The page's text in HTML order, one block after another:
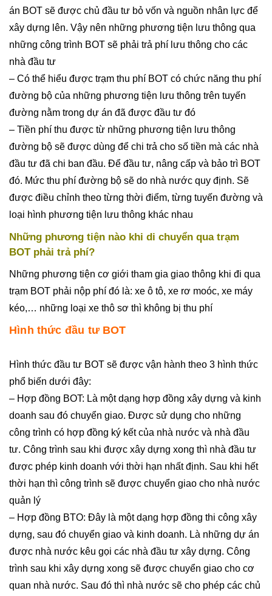
án BOT sẽ được chủ đầu tư bỏ vốn và nguồn nhân lực để
xây dựng lên. Vậy nên những phương tiện lưu thông qua
những công trình BOT sẽ phải trả phí lưu thông cho các
nhà đầu tư
– Có thể hiểu được trạm thu phí BOT có chức năng thu phí
đường bộ của những phương tiện lưu thông trên tuyến
đường nằm trong dự án đã được đầu tư đó
– Tiền phí thu được từ những phương tiện lưu thông
đường bộ sẽ được dùng để chi trả cho số tiền mà các nhà
đầu tư đã chi ban đầu. Để đầu tư, nâng cấp và bảo trì BOT
đó. Mức thu phí đường bộ sẽ do nhà nước quy định. Sẽ
được điều chỉnh theo từng thời điểm, từng tuyến đường và
loại hình phương tiện lưu thông khác nhau
Những phương tiện nào khi di chuyển qua trạm
BOT phải trả phí?
Những phương tiện cơ giới tham gia giao thông khi đi qua
trạm BOT phải nộp phí đó là: xe ô tô, xe rơ moóc, xe máy
kéo,… những loại xe thô sơ thì không bị thu phí
Hình thức đầu tư BOT
Hình thức đầu tư BOT sẽ được vận hành theo 3 hình thức
phổ biến dưới đây:
– Hợp đồng BOT: Là một dạng hợp đồng xây dựng và kinh
doanh sau đó chuyển giao. Được sử dụng cho những
công trình có hợp đồng ký kết của nhà nước và nhà đầu
tư. Công trình sau khi được xây dựng xong thì nhà đầu tư
được phép kinh doanh với thời hạn nhất định. Sau khi hết
thời hạn thì công trình sẽ được chuyển giao cho nhà nước
quản lý
– Hợp đồng BTO: Đây là một dạng hợp đồng thi công xây
dựng, sau đó chuyển giao và kinh doanh. Là những dự án
được nhà nước kêu gọi các nhà đầu tư xây dựng. Công
trình sau khi xây dựng xong sẽ được chuyển giao cho cơ
quan nhà nước. Sau đó thì nhà nước sẽ cho phép các chủ